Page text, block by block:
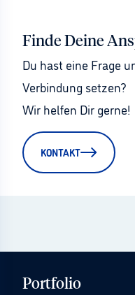
Finde Deine
Du hast eine Frage
Verbindung setzen?
Wir helfen Dir gerne!
KONTAKT
Portfolio